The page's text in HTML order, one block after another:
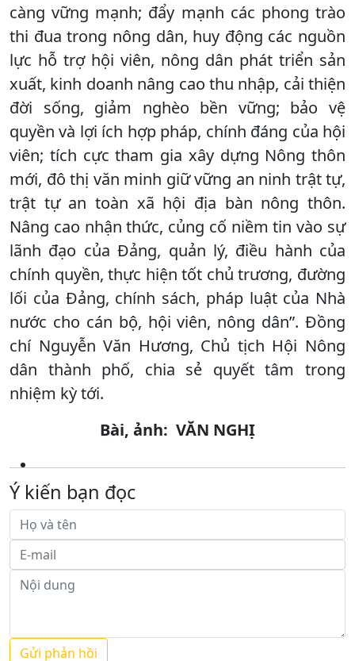
càng vững mạnh; đẩy mạnh các phong trào
thi đua trong nông dân, huy động các nguồn
lực hỗ trợ hội viên, nông dân phát triển sản
xuất, kinh doanh nâng cao thu nhập, cải thiện
đời sống, giảm nghèo bền vững; bảo vệ
quyền và lợi ích hợp pháp, chính đáng của hội
viên; tích cực tham gia xây dựng Nông thôn
mới, đô thị văn minh giữ vững an ninh trật tự,
trật tự an toàn xã hội địa bàn nông thôn.
Nâng cao nhận thức, củng cố niềm tin vào sự
lãnh đạo của Đảng, quản lý, điều hành của
chính quyền, thực hiện tốt chủ trương, đường
lối của Đảng, chính sách, pháp luật của Nhà
nước cho cán bộ, hội viên, nông dân”. Đồng
chí Nguyễn Văn Hương, Chủ tịch Hội Nông
dân thành phố, chia sẻ quyết tâm trong
nhiệm kỳ tới.
Bài, ảnh: VĂN NGHỊ
Ý kiến bạn đọc